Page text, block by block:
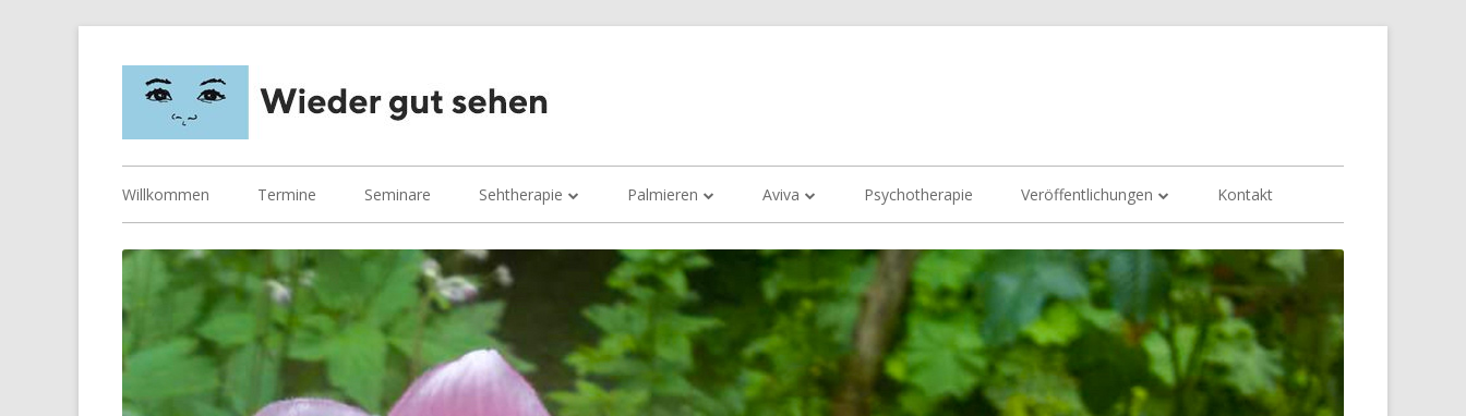
Primäres
Menü
Willkommen Termine Seminare Sehtherapie
Beeinträchtigungen des Sehens
Infoabende
Einzelsitzungen
Gruppensitzungen
Palmieren
Was kann man beim Palmieren
tun?
Termine fürs Palmieren
Aviva
Aviva Infoabend
Aviva Übungsstunden
Aviva Kurs
Psychotherapie Veröffentlichungen
Sonnen
Akupressur
Rasterbrille
Grauer Star
Kontakt